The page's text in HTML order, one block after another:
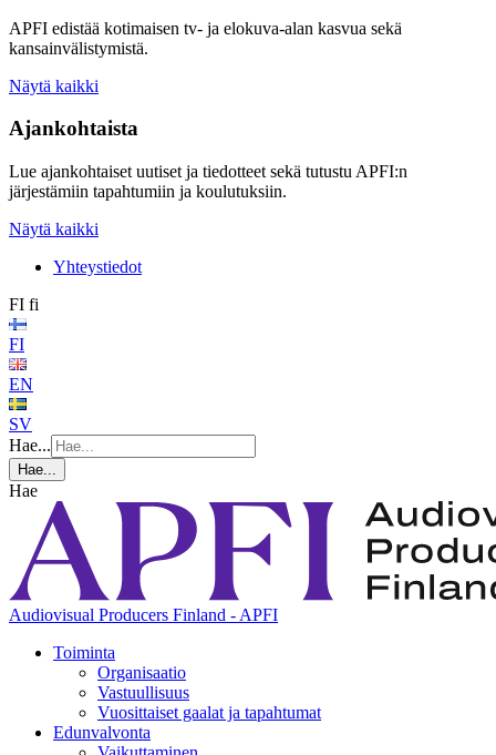
APFI edistää kotimaisen tv- ja elokuva-alan kasvua sekä
kansainvälistymistä.
Näytä kaikki
Ajankohtaista
Lue ajankohtaiset uutiset ja tiedotteet sekä tutustu APFI:n
järjestämiin tapahtumiin ja koulutuksiin.
Näytä kaikki
Yhteystiedot
FI fi
FI
EN
SV
Hae...
Hae...
Hae
Audiovisual Producers Finland - APFI
Toiminta
Organisaatio
Vastuullisuus
Vuosittaiset gaalat ja tapahtumat
Edunvalvonta